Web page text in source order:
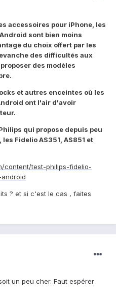
accessoires pour iPhone, les
sont bien moins
du choix offert par les
des difficultés aux
des modèles
et autres enceintes où les
ont l'air d'avoir
qui propose depuis peu
Fidelio AS351, AS851 et
content/test-philips-fidelio-
? et si c'est le cas , faites
un peu cher. Faut espérer